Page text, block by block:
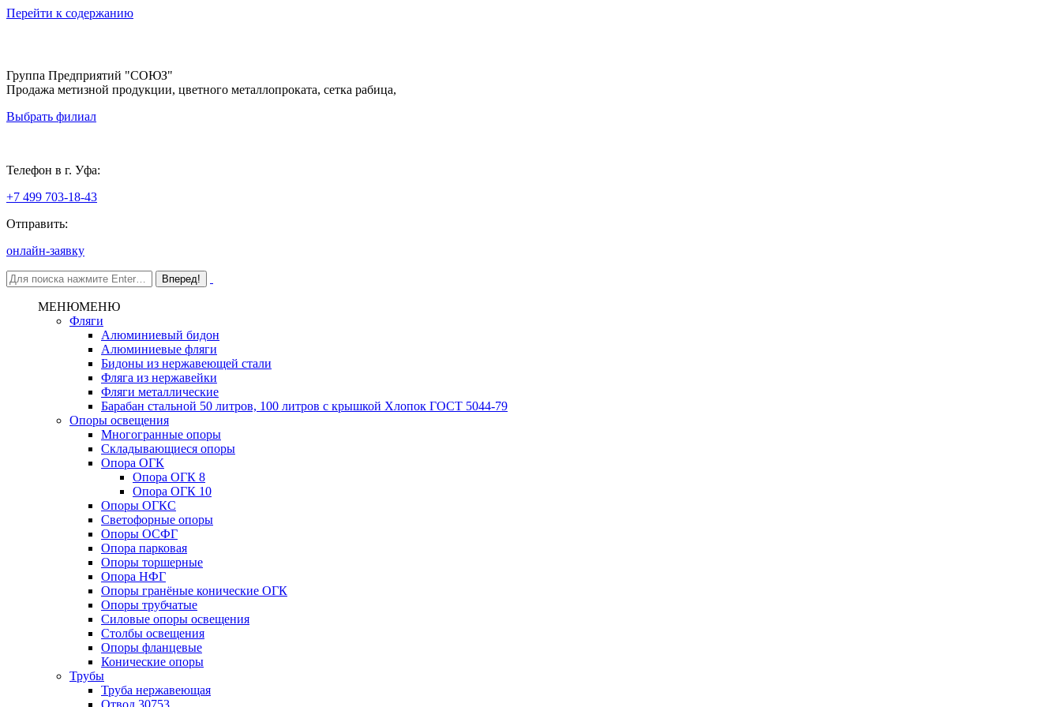
Перейти к содержанию
Группа Предприятий "СОЮЗ"
Продажа метизной продукции, цветного металлопроката, сетка рабица,
Выбрать филиал
Телефон в г. Уфа:
+7 499 703-18-43
Отправить:
онлайн-заявку
МЕНЮМЕНЮ
Фляги
Алюминиевый бидон
Алюминиевые фляги
Бидоны из нержавеющей стали
Фляга из нержавейки
Фляги металлические
Барабан стальной 50 литров, 100 литров с крышкой Хлопок ГОСТ 5044-79
Опоры освещения
Многогранные опоры
Складывающиеся опоры
Опора ОГК
Опора ОГК 8
Опора ОГК 10
Опоры ОГКС
Светофорные опоры
Опоры ОСФГ
Опора парковая
Опоры торшерные
Опора НФГ
Опоры гранёные конические ОГК
Опоры трубчатые
Силовые опоры освещения
Столбы освещения
Опоры фланцевые
Конические опоры
Трубы
Труба нержавеющая
Отвод 30753